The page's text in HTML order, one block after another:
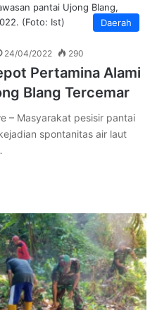
Daerah
pantai Ujong Blang,
(Foto: Ist)
24/04/2022 290
Pertamina Alami
Blang Tercemar
– Masyarakat pesisir pantai
spontanitas air laut